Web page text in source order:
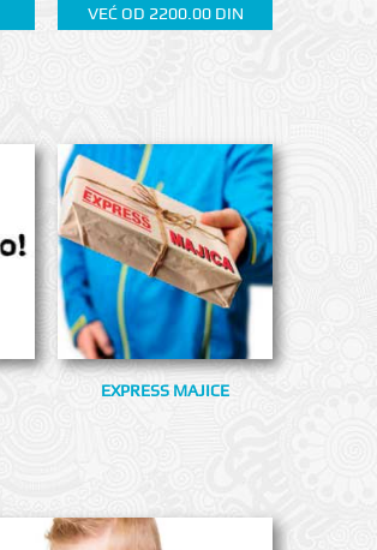
VEĆ OD 2200.00 DIN
EXPRESS MAJICE